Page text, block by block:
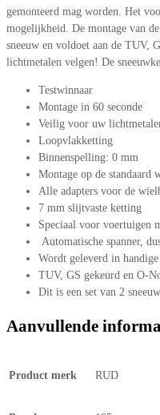
gemonteerd mag worden. Het
mogelijkheid. De montage van
sneeuw en voldoet aan de TUV,
lichtmetalen velgen! De
Testwinnaar
Montage in 60 seconde
Veilig voor uw
Loopvlakketting
Binnenspelling: 0 mm
Montage op de standaard
Alle adapters voor de
7 mm slijtvaste ketting
Speciaal voor voertuigen
Automatische spanner,
Wordt geleverd in
TUV, GS gekeurd en O-
Dit is een set van 2
Aanvullende
Product merk RUD